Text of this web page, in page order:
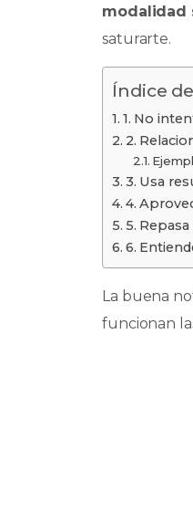
o
k
p
modalidad
saturarte.
Índice
1. No
2.
3. Usa
4.
5.
6.
La buena
funcionan